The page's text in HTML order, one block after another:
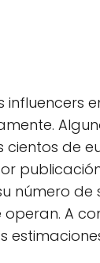
influencers
cientos de
número de
A